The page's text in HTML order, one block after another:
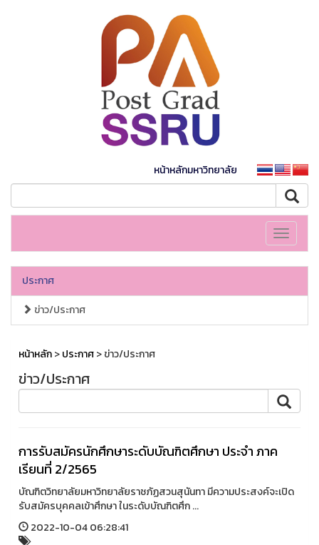
หน้าหลักมหาวิทยาลัย
Toggle
ประกาศ
ข่าว/ประกาศ
หน้าหลัก>ประกาศ> ข่าว/ประกาศ
ข่าว/ประกาศ
การรับสมัครนักศึกษาระดับบัณฑิตศึกษา ประจำ ภาค
เรียนที่ 2/2565
บัณฑิตวิทยาลัยมหาวิทยาลัยราชภัฏสวนสุนันทา มีความประสงค์จะเปิด
รับสมัครบุคคลเข้าศึกษา ในระดับบัณฑิตศึก ...
2022-10-04 06:28:41